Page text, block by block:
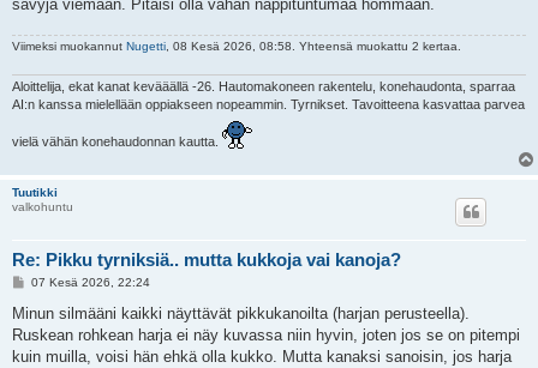
sävyjä viemään. Pitäisi olla vähän näppituntumaa hommaan.
Viimeksi muokannut Nugetti , 08 Kesä 2026, 08:58. Yhteensä muokattu 2 kertaa.
Aloittelija, ekat kanat kevääällä -26. Hautomakoneen rakentelu, konehaudonta, sparraa
AI:n kanssa mielellään oppiakseen nopeammin. Tyrnikset. Tavoitteena kasvattaa parvea
vielä vähän konehaudonnan kautta.
Tuutikki
valkohuntu
Re: Pikku tyrniksiä.. mutta kukkoja vai kanoja?
V
e
t
i
07 Kesä 2026, 22:24
Minun silmääni kaikki näyttävät pikkukanoilta (harjan perusteella).
Ruskean rohkean harja ei näy kuvassa niin hyvin, joten jos se on pitempi
kuin muilla, voisi hän ehkä olla kukko. Mutta kanaksi sanoisin, jos harja